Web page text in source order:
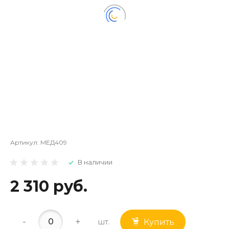
Артикул: МЕД409
В наличии
2 310 руб.
- + шт. Купить